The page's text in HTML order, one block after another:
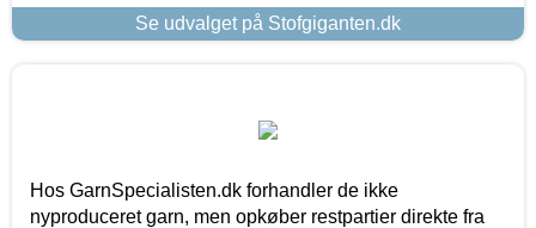
Se udvalget på Stofgiganten.dk
Hos GarnSpecialisten.dk forhandler de ikke
nyproduceret garn, men opkøber restpartier direkte fra